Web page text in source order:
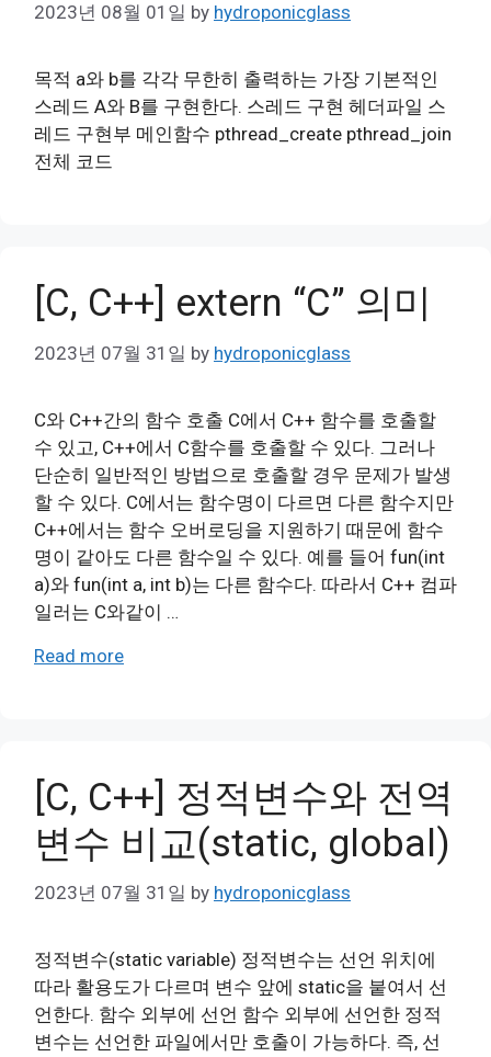
2023년 08월 01일 by hydroponicglass
목적 a와 b를 각각 무한히 출력하는 가장 기본적인
스레드 A와 B를 구현한다. 스레드 구현 헤더파일 스
레드 구현부 메인함수 pthread_create pthread_join
전체 코드
[C, C++] extern “C” 의미
2023년 07월 31일 by hydroponicglass
C와 C++간의 함수 호출 C에서 C++ 함수를 호출할
수 있고, C++에서 C함수를 호출할 수 있다. 그러나
단순히 일반적인 방법으로 호출할 경우 문제가 발생
할 수 있다. C에서는 함수명이 다르면 다른 함수지만
C++에서는 함수 오버로딩을 지원하기 때문에 함수
명이 같아도 다른 함수일 수 있다. 예를 들어 fun(int
a)와 fun(int a, int b)는 다른 함수다. 따라서 C++ 컴파
일러는 C와같이 …
Read more
[C, C++] 정적변수와 전역
변수 비교(static, global)
2023년 07월 31일 by hydroponicglass
정적변수(static variable) 정적변수는 선언 위치에
따라 활용도가 다르며 변수 앞에 static을 붙여서 선
언한다. 함수 외부에 선언 함수 외부에 선언한 정적
변수는 선언한 파일에서만 호출이 가능하다. 즉, 선